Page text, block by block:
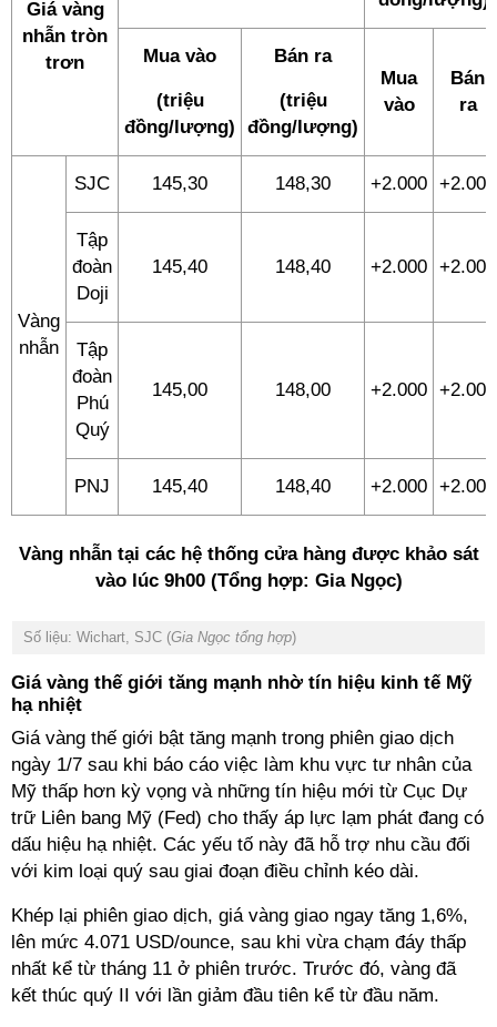
Giá vàng
nhẫn tròn
trơn
Mua vào
(triệu
đồng/lượng)
Bán ra
(triệu
đồng/lượng)
Mua
vào
Bán
ra
Vàng
nhẫn
SJC 145,30 148,30 +2.000 +2.000
Tập
đoàn
Doji
145,40 148,40 +2.000 +2.000
Tập
đoàn
Phú
Quý
145,00 148,00 +2.000 +2.000
PNJ 145,40 148,40 +2.000 +2.000
Vàng nhẫn tại các hệ thống cửa hàng được khảo sát
vào lúc 9h00 (Tổng hợp: Gia Ngọc)
Số liệu: Wichart, SJC (Gia Ngọc tổng hợp)
Giá vàng thế giới tăng mạnh nhờ tín hiệu kinh tế Mỹ
hạ nhiệt
Giá vàng thế giới bật tăng mạnh trong phiên giao dịch
ngày 1/7 sau khi báo cáo việc làm khu vực tư nhân của
Mỹ thấp hơn kỳ vọng và những tín hiệu mới từ Cục Dự
trữ Liên bang Mỹ (Fed) cho thấy áp lực lạm phát đang có
dấu hiệu hạ nhiệt. Các yếu tố này đã hỗ trợ nhu cầu đối
với kim loại quý sau giai đoạn điều chỉnh kéo dài.
Khép lại phiên giao dịch, giá vàng giao ngay tăng 1,6%,
lên mức 4.071 USD/ounce, sau khi vừa chạm đáy thấp
nhất kể từ tháng 11 ở phiên trước. Trước đó, vàng đã
kết thúc quý II với lần giảm đầu tiên kể từ đầu năm.